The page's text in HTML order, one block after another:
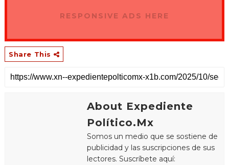
RESPONSIVE ADS HERE
Share This
About Expediente
Político.Mx
Somos un medio que se sostiene de
publicidad y las suscripciones de sus
lectores. Suscríbete aquí: